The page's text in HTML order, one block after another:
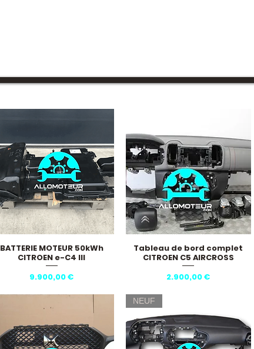
Hurtigvisning
BATTERIE MOTEUR 50kWh
CITROEN e-C4 III
Pris
9.900,00 €
Hurtigvisning
Tableau de bord complet
CITROEN C5 AIRCROSS
Pris
2.900,00 €
NEUF